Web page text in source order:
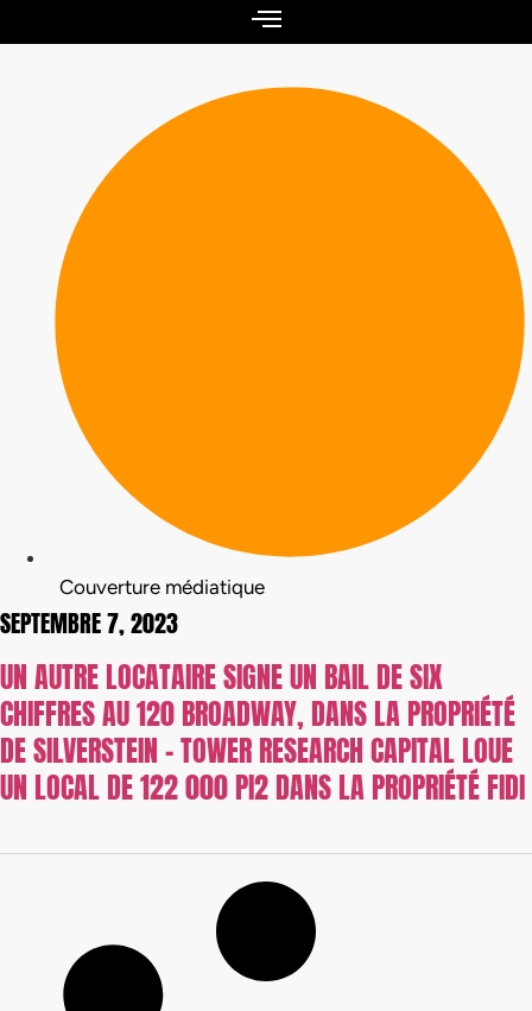
Couverture médiatique
SEPTEMBRE 7, 2023
UN AUTRE LOCATAIRE SIGNE UN BAIL DE SIX
CHIFFRES AU 120 BROADWAY, DANS LA PROPRIÉTÉ
DE SILVERSTEIN – TOWER RESEARCH CAPITAL LOUE
UN LOCAL DE 122 000 PI2 DANS LA PROPRIÉTÉ FIDI